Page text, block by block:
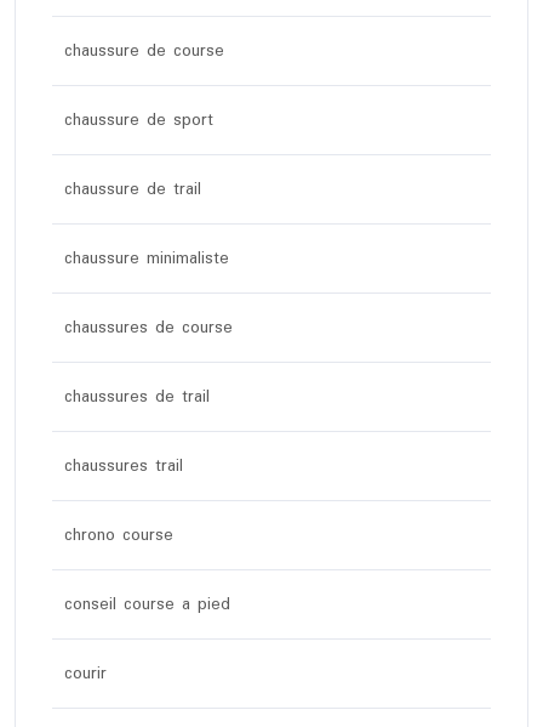
chaussure de course
chaussure de sport
chaussure de trail
chaussure minimaliste
chaussures de course
chaussures de trail
chaussures trail
chrono course
conseil course a pied
courir